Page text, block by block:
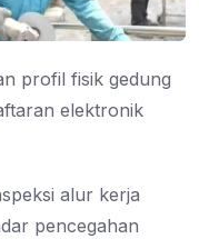
profil fisik gedung
elektronik
alur kerja
pencegahan